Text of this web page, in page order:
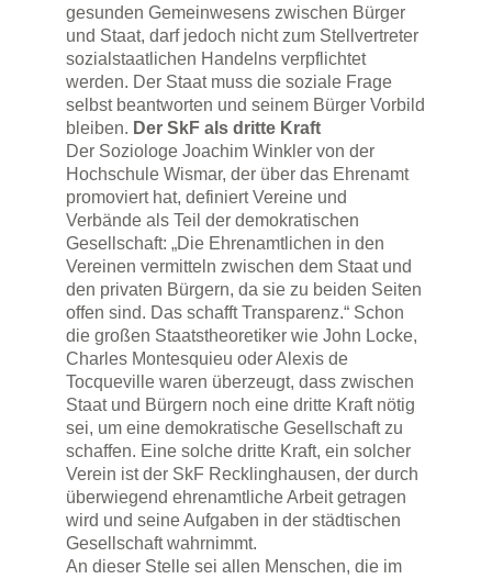
gesunden Gemeinwesens zwischen Bürger
und Staat, darf jedoch nicht zum Stellvertreter
sozialstaatlichen Handelns verpflichtet
werden. Der Staat muss die soziale Frage
selbst beantworten und seinem Bürger Vorbild
bleiben. Der SkF als dritte Kraft
Der Soziologe Joachim Winkler von der
Hochschule Wismar, der über das Ehrenamt
promoviert hat, definiert Vereine und
Verbände als Teil der demokratischen
Gesellschaft: „Die Ehrenamtlichen in den
Vereinen vermitteln zwischen dem Staat und
den privaten Bürgern, da sie zu beiden Seiten
offen sind. Das schafft Transparenz.“ Schon
die großen Staatstheoretiker wie John Locke,
Charles Montesquieu oder Alexis de
Tocqueville waren überzeugt, dass zwischen
Staat und Bürgern noch eine dritte Kraft nötig
sei, um eine demokratische Gesellschaft zu
schaffen. Eine solche dritte Kraft, ein solcher
Verein ist der SkF Recklinghausen, der durch
überwiegend ehrenamtliche Arbeit getragen
wird und seine Aufgaben in der städtischen
Gesellschaft wahrnimmt.
An dieser Stelle sei allen Menschen, die im